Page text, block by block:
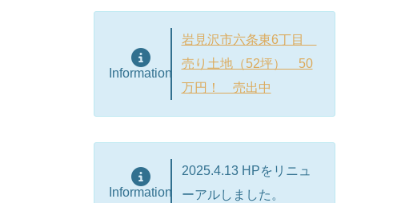
Information
岩見沢市六条東6丁目
売り土地（52坪） 50
万円！ 売出中
Information
2025.4.13 HPをリニュ
ーアルしました。